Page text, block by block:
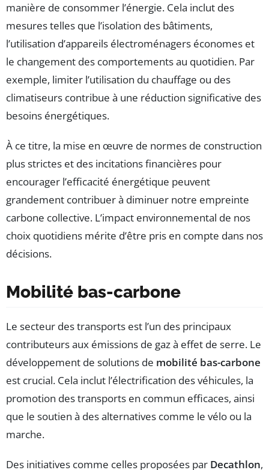
manière de consommer l’énergie. Cela inclut des
mesures telles que l’isolation des bâtiments,
l’utilisation d’appareils électroménagers économes et
le changement des comportements au quotidien. Par
exemple, limiter l’utilisation du chauffage ou des
climatiseurs contribue à une réduction significative des
besoins énergétiques.
À ce titre, la mise en œuvre de normes de construction
plus strictes et des incitations financières pour
encourager l’efficacité énergétique peuvent
grandement contribuer à diminuer notre empreinte
carbone collective. L’impact environnemental de nos
choix quotidiens mérite d’être pris en compte dans nos
décisions.
Mobilité bas-carbone
Le secteur des transports est l’un des principaux
contributeurs aux émissions de gaz à effet de serre. Le
développement de solutions de mobilité bas-carbone
est crucial. Cela inclut l’électrification des véhicules, la
promotion des transports en commun efficaces, ainsi
que le soutien à des alternatives comme le vélo ou la
marche.
Des initiatives comme celles proposées par Decathlon,